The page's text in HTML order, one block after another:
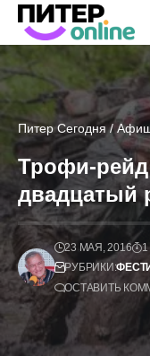
Питер Сегодня/
Трофи-рейд
двадцатый
23 МАЯ, 2016
РУБРИКИ:
ОСТАВИТЬ